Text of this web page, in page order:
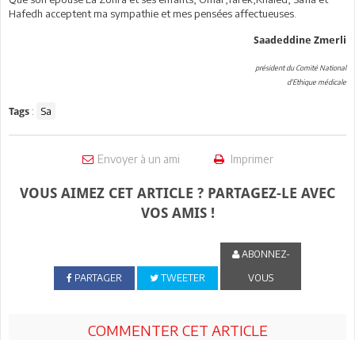
Hafedh acceptent ma sympathie et mes pensées affectueuses.
Saadeddine Zmerli
président du Comité National
d'Ethique médicale
Tags : Sa
Envoyer à un ami Imprimer
VOUS AIMEZ CET ARTICLE ? PARTAGEZ-LE AVEC
VOS AMIS !
PARTAGER TWEETER
ABONNEZ-
VOUS
COMMENTER CET ARTICLE